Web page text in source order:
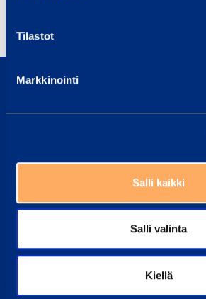
Tilastot
Markkinointi
Salli kaikki
Salli valinta
Kiellä
Ring oss, vi är här för att hjälpa dig
Vanliga frågor
Här har vi samlat svaren på de
Om oss